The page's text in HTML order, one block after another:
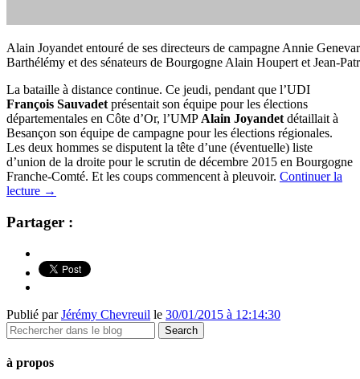
Alain Joyandet entouré de ses directeurs de campagne Annie
Barthélémy et des sénateurs de Bourgogne Alain Houpert et Jean-
La bataille à distance continue. Ce jeudi, pendant que l’UDI
François Sauvadet présentait son équipe pour les élections
départementales en Côte d’Or, l’UMP Alain Joyandet détaillait à
Besançon son équipe de campagne pour les élections régionales.
Les deux hommes se disputent la tête d’une (éventuelle) liste
d’union de la droite pour le scrutin de décembre 2015 en Bourgogne
Franche-Comté. Et les coups commencent à pleuvoir. Continuer la
lecture →
Partager :
Publié parJérémy Chevreuil le 30/01/2015 à 12:14:30
à propos